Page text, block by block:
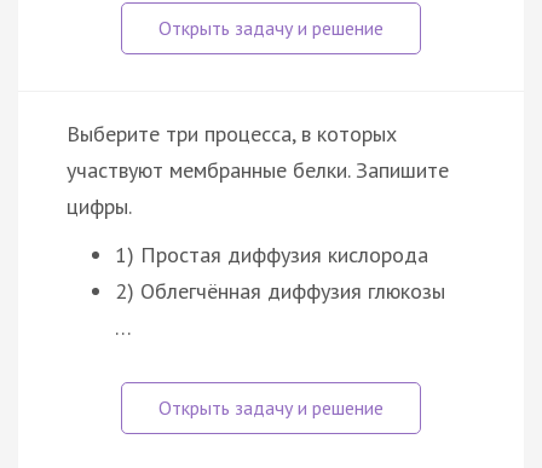
Выберите три процесса, в которых
участвуют мембранные белки. Запишите
цифры.
1) Простая диффузия кислорода
2) Облегчённая диффузия глюкозы
…